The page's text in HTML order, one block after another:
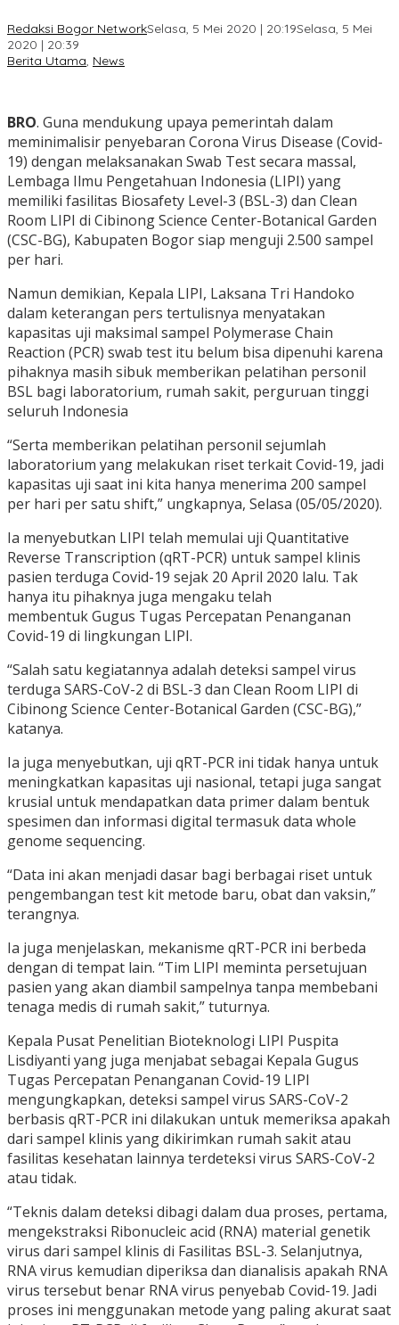
Redaksi Bogor NetworkSelasa, 5 Mei 2020 | 20:19Selasa, 5 Mei
2020 | 20:39
Berita Utama, News
BRO. Guna mendukung upaya pemerintah dalam
meminimalisir penyebaran Corona Virus Disease (Covid-
19) dengan melaksanakan Swab Test secara massal,
Lembaga Ilmu Pengetahuan Indonesia (LIPI) yang
memiliki fasilitas Biosafety Level-3 (BSL-3) dan Clean
Room LIPI di Cibinong Science Center-Botanical Garden
(CSC-BG), Kabupaten Bogor siap menguji 2.500 sampel
per hari.
Namun demikian, Kepala LIPI, Laksana Tri Handoko
dalam keterangan pers tertulisnya menyatakan
kapasitas uji maksimal sampel Polymerase Chain
Reaction (PCR) swab test itu belum bisa dipenuhi karena
pihaknya masih sibuk memberikan pelatihan personil
BSL bagi laboratorium, rumah sakit, perguruan tinggi
seluruh Indonesia
“Serta memberikan pelatihan personil sejumlah
laboratorium yang melakukan riset terkait Covid-19, jadi
kapasitas uji saat ini kita hanya menerima 200 sampel
per hari per satu shift,” ungkapnya, Selasa (05/05/2020).
Ia menyebutkan LIPI telah memulai uji Quantitative
Reverse Transcription (qRT-PCR) untuk sampel klinis
pasien terduga Covid-19 sejak 20 April 2020 lalu. Tak
hanya itu pihaknya juga mengaku telah
membentuk Gugus Tugas Percepatan Penanganan
Covid-19 di lingkungan LIPI.
“Salah satu kegiatannya adalah deteksi sampel virus
terduga SARS-CoV-2 di BSL-3 dan Clean Room LIPI di
Cibinong Science Center-Botanical Garden (CSC-BG),”
katanya.
Ia juga menyebutkan, uji qRT-PCR ini tidak hanya untuk
meningkatkan kapasitas uji nasional, tetapi juga sangat
krusial untuk mendapatkan data primer dalam bentuk
spesimen dan informasi digital termasuk data whole
genome sequencing.
“Data ini akan menjadi dasar bagi berbagai riset untuk
pengembangan test kit metode baru, obat dan vaksin,”
terangnya.
Ia juga menjelaskan, mekanisme qRT-PCR ini berbeda
dengan di tempat lain. “Tim LIPI meminta persetujuan
pasien yang akan diambil sampelnya tanpa membebani
tenaga medis di rumah sakit,” tuturnya.
Kepala Pusat Penelitian Bioteknologi LIPI Puspita
Lisdiyanti yang juga menjabat sebagai Kepala Gugus
Tugas Percepatan Penanganan Covid-19 LIPI
mengungkapkan, deteksi sampel virus SARS-CoV-2
berbasis qRT-PCR ini dilakukan untuk memeriksa apakah
dari sampel klinis yang dikirimkan rumah sakit atau
fasilitas kesehatan lainnya terdeteksi virus SARS-CoV-2
atau tidak.
“Teknis dalam deteksi dibagi dalam dua proses, pertama,
mengekstraksi Ribonucleic acid (RNA) material genetik
virus dari sampel klinis di Fasilitas BSL-3. Selanjutnya,
RNA virus kemudian diperiksa dan dianalisis apakah RNA
virus tersebut benar RNA virus penyebab Covid-19. Jadi
proses ini menggunakan metode yang paling akurat saat